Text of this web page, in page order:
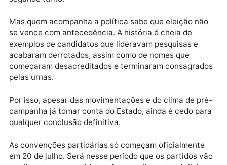
realizadas junto ao eleitorado. Em praticamente
os cenários analisados nos bastidores, o trio surge
entre os mais competitivos e, em algumas
dois deles estariam garantindo vaga em um eventual
segundo turno.
Mas quem acompanha a política sabe que eleição
se vence com antecedência. A história é cheia de
exemplos de candidatos que lideravam pesquisas e
começaram desacreditados e terminaram
pelas urnas.